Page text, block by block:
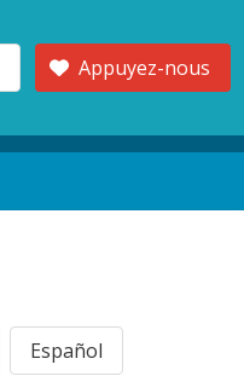
Appuyez-nous
Español